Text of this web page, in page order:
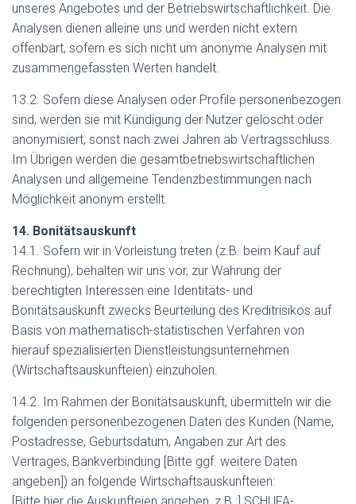
unseres Angebotes und der Betriebswirtschaftlichkeit. Die
Analysen dienen alleine uns und werden nicht extern
offenbart, sofern es sich nicht um anonyme Analysen mit
zusammengefassten Werten handelt.
13.2. Sofern diese Analysen oder Profile personenbezogen
sind, werden sie mit Kündigung der Nutzer gelöscht oder
anonymisiert, sonst nach zwei Jahren ab Vertragsschluss.
Im Übrigen werden die gesamtbetriebswirtschaftlichen
Analysen und allgemeine Tendenzbestimmungen nach
Möglichkeit anonym erstellt.
14. Bonitätsauskunft
14.1. Sofern wir in Vorleistung treten (z.B. beim Kauf auf
Rechnung), behalten wir uns vor, zur Wahrung der
berechtigten Interessen eine Identitäts- und
Bonitätsauskunft zwecks Beurteilung des Kreditrisikos auf
Basis von mathematisch-statistischen Verfahren von
hierauf spezialisierten Dienstleistungsunternehmen
(Wirtschaftsauskunfteien) einzuholen.
14.2. Im Rahmen der Bonitätsauskunft, übermitteln wir die
folgenden personenbezogenen Daten des Kunden (Name,
Postadresse, Geburtsdatum, Angaben zur Art des
Vertrages, Bankverbindung [Bitte ggf. weitere Daten
angeben]) an folgende Wirtschaftsauskunfteien: